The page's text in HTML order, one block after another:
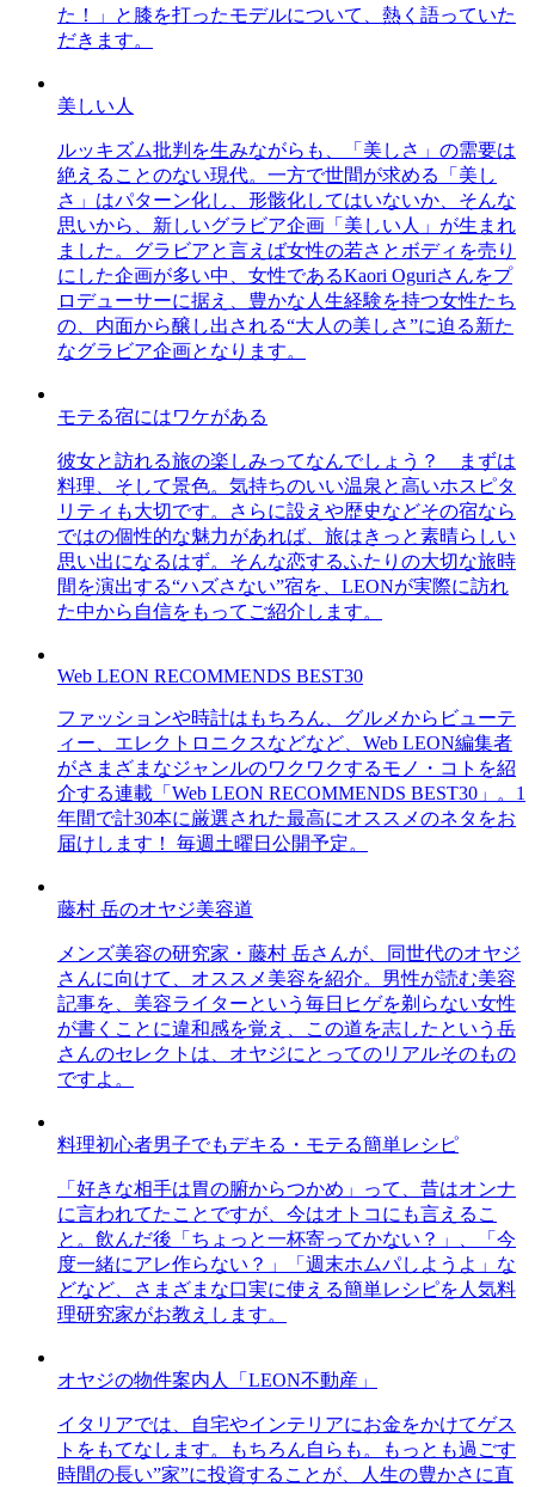
た！」と膝を打ったモデルについて、熱く語っていた
だきます。
美しい人
ルッキズム批判を生みながらも、「美しさ」の需要は
絶えることのない現代。一方で世間が求める「美し
さ」はパターン化し、形骸化してはいないか、そんな
思いから、新しいグラビア企画「美しい人」が生まれ
ました。グラビアと言えば女性の若さとボディを売り
にした企画が多い中、女性であるKaori Oguriさんをプ
ロデューサーに据え、豊かな人生経験を持つ女性たち
の、内面から醸し出される“大人の美しさ”に迫る新た
なグラビア企画となります。
モテる宿にはワケがある
彼女と訪れる旅の楽しみってなんでしょう？ まずは
料理、そして景色。気持ちのいい温泉と高いホスピタ
リティも大切です。さらに設えや歴史などその宿なら
ではの個性的な魅力があれば、旅はきっと素晴らしい
思い出になるはず。そんな恋するふたりの大切な旅時
間を演出する“ハズさない”宿を、LEONが実際に訪れ
た中から自信をもってご紹介します。
Web LEON RECOMMENDS BEST30
ファッションや時計はもちろん、グルメからビューテ
ィー、エレクトロニクスなどなど、Web LEON編集者
がさまざまなジャンルのワクワクするモノ・コトを紹
介する連載「Web LEON RECOMMENDS BEST30」。1
年間で計30本に厳選された最高にオススメのネタをお
届けします！ 毎週土曜日公開予定。
藤村 岳のオヤジ美容道
メンズ美容の研究家・藤村 岳さんが、同世代のオヤジ
さんに向けて、オススメ美容を紹介。男性が読む美容
記事を、美容ライターという毎日ヒゲを剃らない女性
が書くことに違和感を覚え、この道を志したという岳
さんのセレクトは、オヤジにとってのリアルそのもの
ですよ。
料理初心者男子でもデキる・モテる簡単レシピ
「好きな相手は胃の腑からつかめ」って、昔はオンナ
に言われてたことですが、今はオトコにも言えるこ
と。飲んだ後「ちょっと一杯寄ってかない？」、「今
度一緒にアレ作らない？」「週末ホムパしようよ」な
どなど、さまざまな口実に使える簡単レシピを人気料
理研究家がお教えします。
オヤジの物件案内人「LEON不動産」
イタリアでは、自宅やインテリアにお金をかけてゲス
トをもてなします。もちろん自らも。もっとも過ごす
時間の長い”家”に投資することが、人生の豊かさに直